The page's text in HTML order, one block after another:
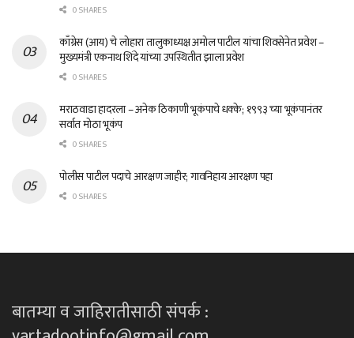
0 SHARES
काँग्रेस (आय) चे लोहारा तालुकाध्यक्ष अमोल पाटील यांचा शिवसेनेत प्रवेश –
मुख्यमंत्री एकनाथ शिंदे यांच्या उपस्थितीत झाला प्रवेश
0 SHARES
मराठवाडा हादरला – अनेक ठिकाणी भूकंपाचे धक्के; १९९३ च्या भूकंपानंतर
सर्वात मोठा भूकंप
0 SHARES
पोलीस पाटील पदाचे आरक्षण जाहीर; गावनिहाय आरक्षण पहा
0 SHARES
बातम्या व जाहिरातीसाठी संपर्क :